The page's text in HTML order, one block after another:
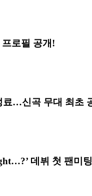
로필 공개!
료…신곡 무대 최초
데뷔 첫 팬미